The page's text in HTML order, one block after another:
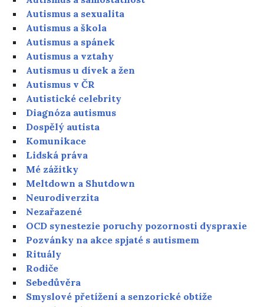
Autismus a sexualita
Autismus a škola
Autismus a spánek
Autismus a vztahy
Autismus u dívek a žen
Autismus v ČR
Autistické celebrity
Diagnóza autismus
Dospělý autista
Komunikace
Lidská práva
Mé zážitky
Meltdown a Shutdown
Neurodiverzita
Nezařazené
OCD synestezie poruchy pozornosti dyspraxie
Pozvánky na akce spjaté s autismem
Rituály
Rodiče
Sebedůvěra
Smyslové přetížení a senzorické obtíže